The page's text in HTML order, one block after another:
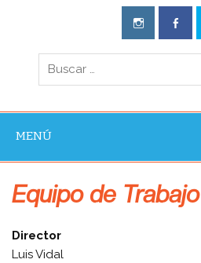
MENÚ
Equipo de Trabajo
Director
Luis Vidal